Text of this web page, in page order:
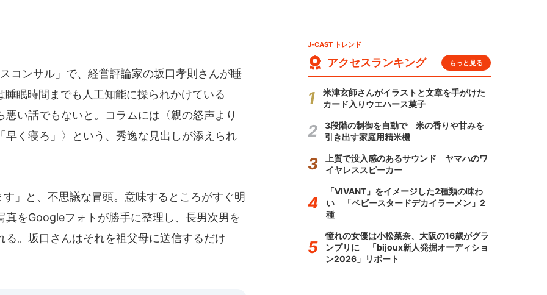
ンサル」で、経営評論家の坂口孝則さんが睡
眠時間までも人工知能に操られかけている
い話でもないと。コラムには〈親の怒声より
く寝ろ」〉という、秀逸な見出しが添えられ
」と、不思議な冒頭。意味するところがすぐ明
をGoogleフォトが勝手に整理し、長男次男を
。坂口さんはそれを祖父母に送信するだけ
J-CAST トレンド
アクセスランキング もっと見る
米津玄師さんがイラストと文章を手がけた
カード入りウエハース菓子
3段階の制御を自動で 米の香りや甘みを
引き出す家庭用精米機
上質で没入感のあるサウンド ヤマハのワ
イヤレススピーカー
「VIVANT」をイメージした2種類の味わ
い 「ベビースタードデカイラーメン」2
種
憧れの女優は小松菜奈、大阪の16歳がグラ
ンプリに 「bijoux新人発掘オーディショ
ン2026」リポート